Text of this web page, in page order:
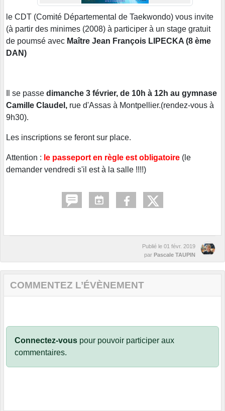
le CDT (Comité Départemental de Taekwondo) vous invite
(à partir des minimes (2008) à participer à un stage gratuit
de poumsé avec Maître Jean François LIPECKA (8 ème
DAN)
Il se passe dimanche 3 février, de 10h à 12h au gymnase
Camille Claudel, rue d'Assas à Montpellier.(rendez-vous à
9h30).
Les inscriptions se feront sur place.
Attention : le passeport en règle est obligatoire (le
demander vendredi s'il est à la salle !!!!)
Publié le 01 févr. 2019
par Pascale TAUPIN
COMMENTEZ L’ÉVÈNEMENT
Connectez-vous pour pouvoir participer aux
commentaires.